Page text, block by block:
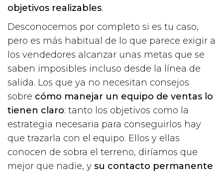
objetivos realizables.
Desconocemos por completo si es tu caso,
pero es más habitual de lo que parece exigir a
los vendedores alcanzar unas metas que se
saben imposibles incluso desde la línea de
salida. Los que ya no necesitan consejos
sobre cómo manejar un equipo de ventas lo
tienen claro: tanto los objetivos como la
estrategia necesaria para conseguirlos hay
que trazarla con el equipo. Ellos y ellas
conocen de sobra el terreno, diríamos que
mejor que nadie, y su contacto permanente